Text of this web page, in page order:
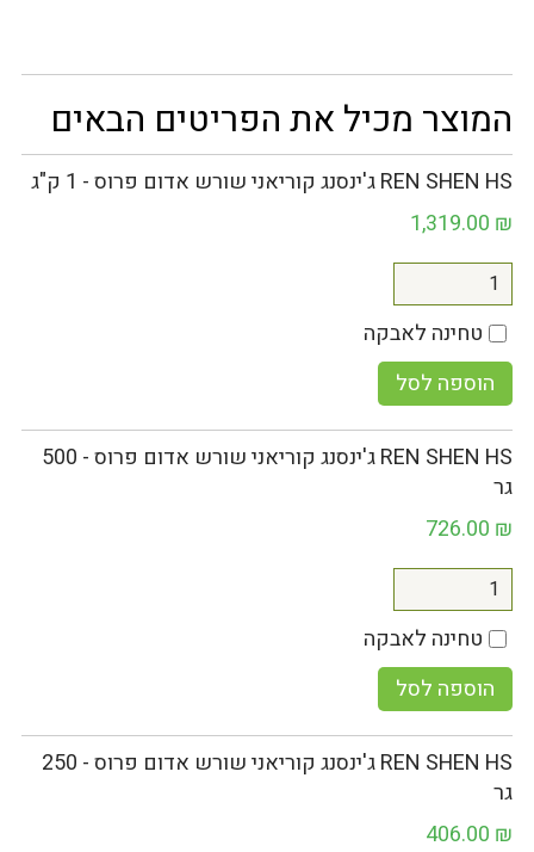
המוצר מכיל את הפריטים הבאים
REN SHEN HS ג'ינסנג קוריאני שורש אדום פרוס - 1 ק"ג
1,319.00 ₪
טחינה לאבקה
הוספה לסל
REN SHEN HS ג'ינסנג קוריאני שורש אדום פרוס - 500
גר
726.00 ₪
טחינה לאבקה
הוספה לסל
REN SHEN HS ג'ינסנג קוריאני שורש אדום פרוס - 250
גר
406.00 ₪